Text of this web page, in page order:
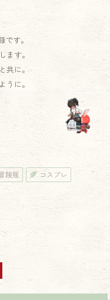
す。
ます。
共に。
うに。
険服 コスプレ